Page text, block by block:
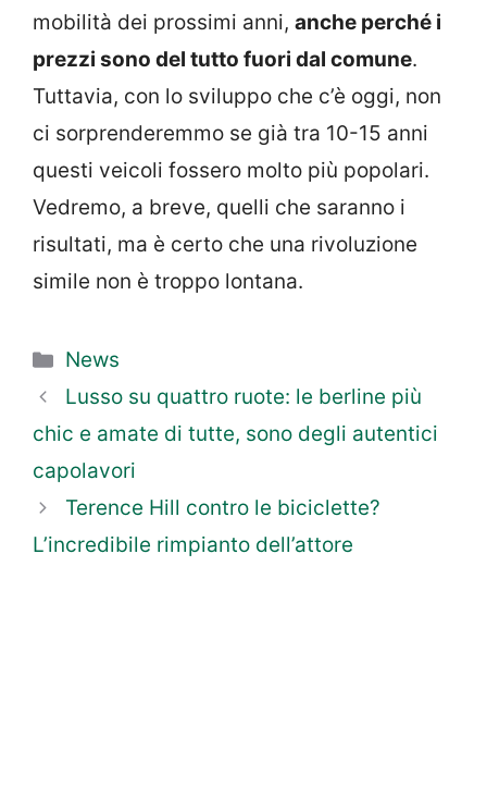
mobilità dei prossimi anni, anche perché i
prezzi sono del tutto fuori dal comune.
Tuttavia, con lo sviluppo che c’è oggi, non
ci sorprenderemmo se già tra 10-15 anni
questi veicoli fossero molto più popolari.
Vedremo, a breve, quelli che saranno i
risultati, ma è certo che una rivoluzione
simile non è troppo lontana.
Categorie
News
Lusso su quattro ruote: le berline più
chic e amate di tutte, sono degli autentici
capolavori
Terence Hill contro le biciclette?
L’incredibile rimpianto dell’attore